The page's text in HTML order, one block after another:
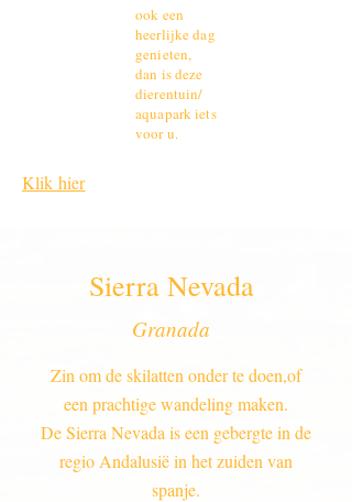
ook een
heerlijke dag
genieten,
dan is deze
dierentuin/
aquapark iets
voor u.
Klik hier
Sierra Nevada
Granada
Zin om de skilatten onder te doen,of
een prachtige wandeling maken.
De Sierra Nevada is een gebergte in de
regio Andalusië in het zuiden van
spanje.